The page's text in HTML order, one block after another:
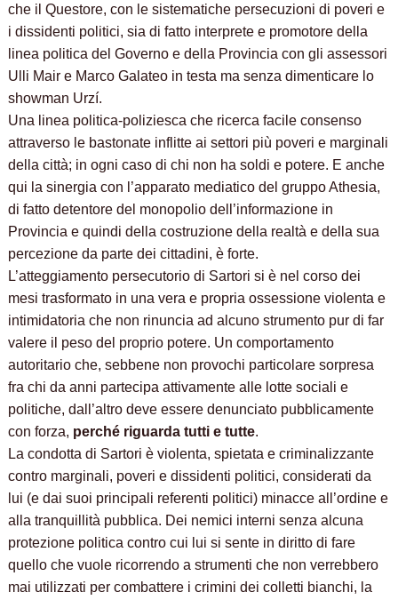
che il Questore, con le sistematiche persecuzioni di poveri e
i dissidenti politici, sia di fatto interprete e promotore della
linea politica del Governo e della Provincia con gli assessori
Ulli Mair e Marco Galateo in testa ma senza dimenticare lo
showman Urzí.
Una linea politica-poliziesca che ricerca facile consenso
attraverso le bastonate inflitte ai settori più poveri e marginali
della città; in ogni caso di chi non ha soldi e potere. E anche
qui la sinergia con l’apparato mediatico del gruppo Athesia,
di fatto detentore del monopolio dell’informazione in
Provincia e quindi della costruzione della realtà e della sua
percezione da parte dei cittadini, è forte.
L’atteggiamento persecutorio di Sartori si è nel corso dei
mesi trasformato in una vera e propria ossessione violenta e
intimidatoria che non rinuncia ad alcuno strumento pur di far
valere il peso del proprio potere. Un comportamento
autoritario che, sebbene non provochi particolare sorpresa
fra chi da anni partecipa attivamente alle lotte sociali e
politiche, dall’altro deve essere denunciato pubblicamente
con forza, perché riguarda tutti e tutte.
La condotta di Sartori è violenta, spietata e criminalizzante
contro marginali, poveri e dissidenti politici, considerati da
lui (e dai suoi principali referenti politici) minacce all’ordine e
alla tranquillità pubblica. Dei nemici interni senza alcuna
protezione politica contro cui lui si sente in diritto di fare
quello che vuole ricorrendo a strumenti che non verrebbero
mai utilizzati per combattere i crimini dei colletti bianchi, la